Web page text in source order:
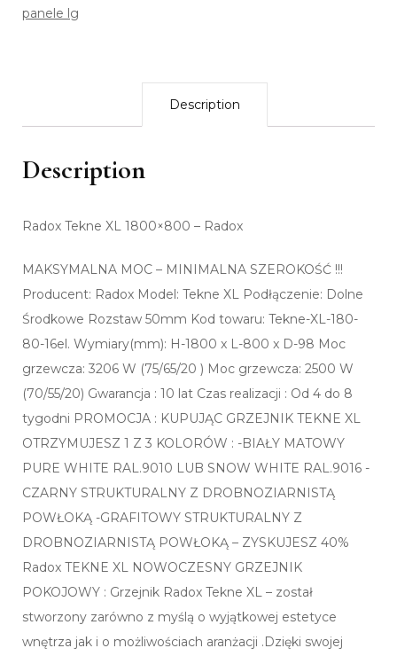
panele lg
Description
Description
Radox Tekne XL 1800×800 – Radox
MAKSYMALNA MOC – MINIMALNA SZEROKOŚĆ !!!
Producent: Radox Model: Tekne XL Podłączenie: Dolne
Środkowe Rozstaw 50mm Kod towaru: Tekne-XL-180-
80-16el. Wymiary(mm): H-1800 x L-800 x D-98 Moc
grzewcza: 3206 W (75/65/20 ) Moc grzewcza: 2500 W
(70/55/20) Gwarancja : 10 lat Czas realizacji : Od 4 do 8
tygodni PROMOCJA : KUPUJĄC GRZEJNIK TEKNE XL
OTRZYMUJESZ 1 Z 3 KOLORÓW : -BIAŁY MATOWY
PURE WHITE RAL.9010 LUB SNOW WHITE RAL.9016 -
CZARNY STRUKTURALNY Z DROBNOZIARNISTĄ
POWŁOKĄ -GRAFITOWY STRUKTURALNY Z
DROBNOZIARNISTĄ POWŁOKĄ – ZYSKUJESZ 40%
Radox TEKNE XL NOWOCZESNY GRZEJNIK
POKOJOWY : Grzejnik Radox Tekne XL – został
stworzony zarówno z myślą o wyjątkowej estetyce
wnętrza jak i o możliwościach aranżacji .Dzięki swojej